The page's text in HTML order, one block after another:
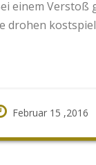
einem Verstoß
drohen
Februar 15 ,2016